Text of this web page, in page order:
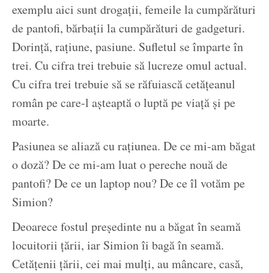
exemplu aici sunt drogații, femeile la cumpărături
de pantofi, bărbații la cumpărături de gadgeturi.
Dorință, rațiune, pasiune. Sufletul se împarte în
trei. Cu cifra trei trebuie să lucreze omul actual.
Cu cifra trei trebuie să se răfuiască cetățeanul
român pe care-l așteaptă o luptă pe viață și pe
moarte.
Pasiunea se aliază cu rațiunea. De ce mi-am băgat
o doză? De ce mi-am luat o pereche nouă de
pantofi? De ce un laptop nou? De ce îl votăm pe
Simion?
Deoarece fostul președinte nu a băgat în seamă
locuitorii țării, iar Simion îi bagă în seamă.
Cetățenii țării, cei mai mulți, au mâncare, casă,